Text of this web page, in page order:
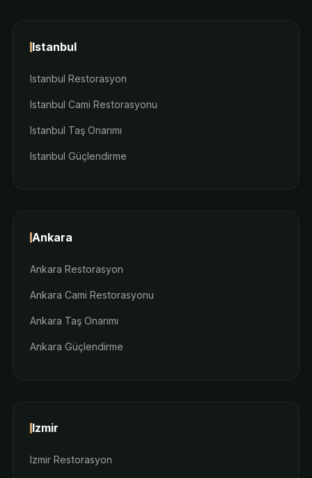
Istanbul
Istanbul Restorasyon
Istanbul Cami Restorasyonu
Istanbul Taş Onarımı
Istanbul Güçlendirme
Ankara
Ankara Restorasyon
Ankara Cami Restorasyonu
Ankara Taş Onarımı
Ankara Güçlendirme
Izmir
Izmir Restorasyon